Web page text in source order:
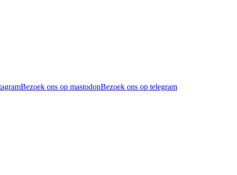
Bezoek ons op mastodonBezoek ons op telegram